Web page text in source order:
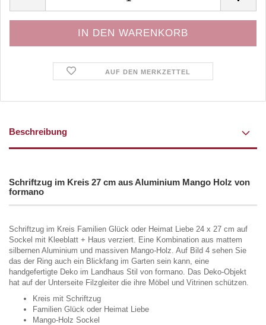
AUF DEN MERKZETTEL
Beschreibung
Schriftzug im Kreis 27 cm aus Aluminium Mango Holz von
formano
Schriftzug im Kreis Familien Glück oder Heimat Liebe 24 x 27 cm auf
Sockel mit Kleeblatt + Haus verziert. Eine Kombination aus mattem
silbernen Aluminium und massiven Mango-Holz. Auf Bild 4 sehen Sie
das der Ring auch ein Blickfang im Garten sein kann, eine
handgefertigte Deko im Landhaus Stil von formano. Das Deko-Objekt
hat auf der Unterseite Filzgleiter die ihre Möbel und Vitrinen schützen.
Kreis mit Schriftzug
Familien Glück oder Heimat Liebe
Mango-Holz Sockel